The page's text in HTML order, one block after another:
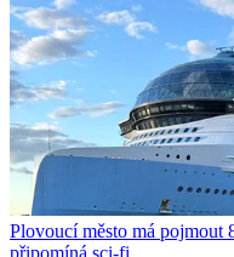
Plovoucí město má pojmout